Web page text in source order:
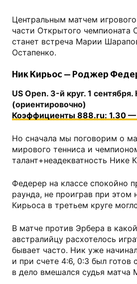
Центральным матчем
части Открытого чемпионата
станет встреча Марии
Остапенко.
Ник Кирьос — Роджер
US Open. 3-й круг. 1
(ориентировочно)
Коэффициенты 888.ru: 1.30
Но сначала мы поговорим о
мирового тенниса и
талант+неадекватность Нике
Федерер на классе спокойно
раунда, не проиграв при этом
Кирьоса в третьем круге
В матче против Эрбера в
австралийцу расхотелось
бывает часто. Ник уже
и при счете 4:6, 0:3 был готов
в дело вмешался судья матча